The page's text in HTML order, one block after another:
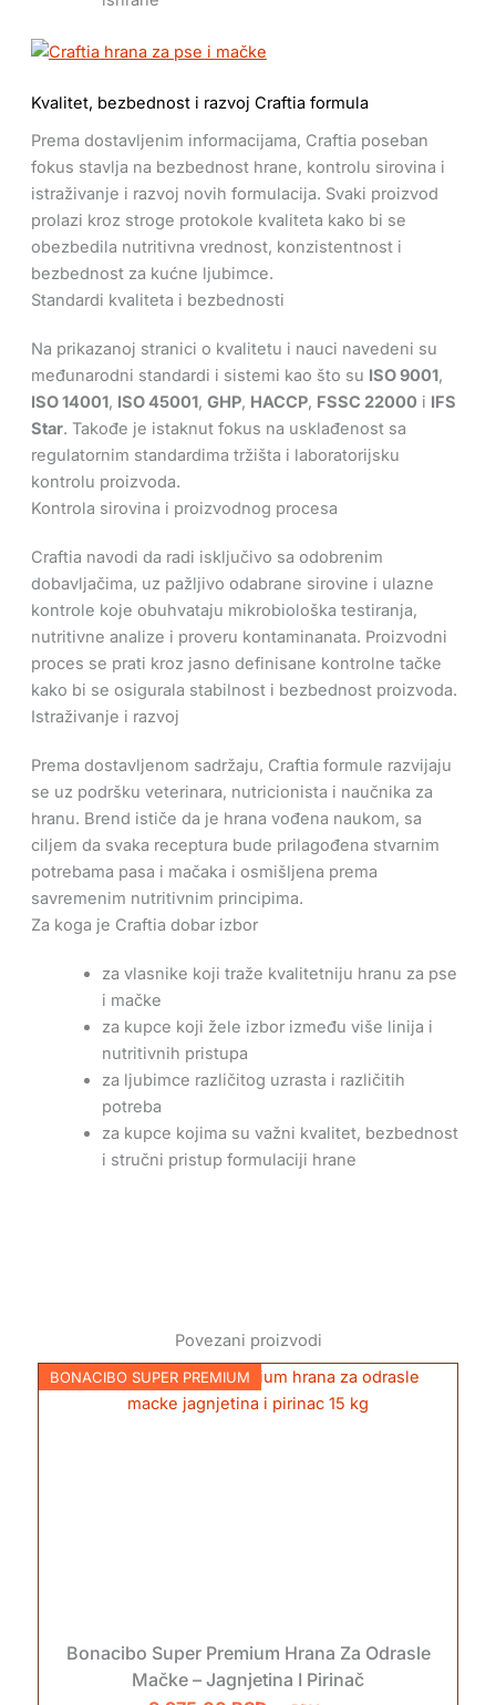
Kvalitet, bezbednost i razvoj Craftia formula
Prema dostavljenim informacijama, Craftia poseban
fokus stavlja na bezbednost hrane, kontrolu sirovina i
istraživanje i razvoj novih formulacija. Svaki proizvod
prolazi kroz stroge protokole kvaliteta kako bi se
obezbedila nutritivna vrednost, konzistentnost i
bezbednost za kućne ljubimce.
Standardi kvaliteta i bezbednosti
Na prikazanoj stranici o kvalitetu i nauci navedeni su
međunarodni standardi i sistemi kao što su ISO 9001,
ISO 14001, ISO 45001, GHP, HACCP, FSSC 22000 i IFS
Star. Takođe je istaknut fokus na usklađenost sa
regulatornim standardima tržišta i laboratorijsku
kontrolu proizvoda.
Kontrola sirovina i proizvodnog procesa
Craftia navodi da radi isključivo sa odobrenim
dobavljačima, uz pažljivo odabrane sirovine i ulazne
kontrole koje obuhvataju mikrobiološka testiranja,
nutritivne analize i proveru kontaminanata. Proizvodni
proces se prati kroz jasno definisane kontrolne tačke
kako bi se osigurala stabilnost i bezbednost proizvoda.
Istraživanje i razvoj
Prema dostavljenom sadržaju, Craftia formule razvijaju
se uz podršku veterinara, nutricionista i naučnika za
hranu. Brend ističe da je hrana vođena naukom, sa
ciljem da svaka receptura bude prilagođena stvarnim
potrebama pasa i mačaka i osmišljena prema
savremenim nutritivnim principima.
Za koga je Craftia dobar izbor
za vlasnike koji traže kvalitetniju hranu za pse
i mačke
za kupce koji žele izbor između više linija i
nutritivnih pristupa
za ljubimce različitog uzrasta i različitih
potreba
za kupce kojima su važni kvalitet, bezbednost
i stručni pristup formulaciji hrane
Povezani proizvodi
BONACIBO SUPER PREMIUM
Bonacibo Super Premium Hrana Za Odrasle
Mačke – Jagnjetina I Pirinač